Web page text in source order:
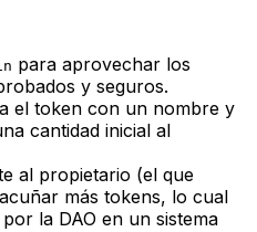
para aprovechar los
y seguros.
el token con un nombre y
cantidad inicial al
al propietario (el que
más tokens, lo cual
la DAO en un sistema